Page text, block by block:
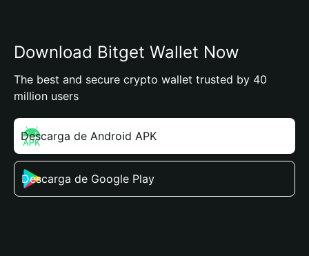
Download Bitget Wallet Now
The best and secure crypto wallet trusted by 40
million users
Descarga de Android APK
Descarga de Google Play